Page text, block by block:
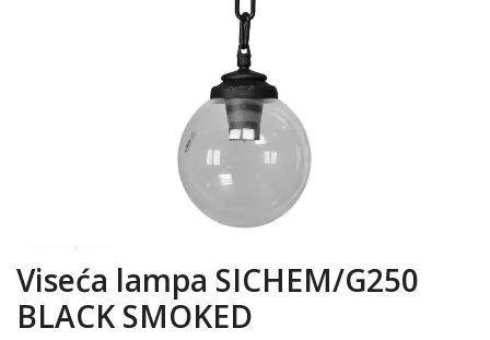
Viseća lampa SICHEM/G250
BLACK SMOKED